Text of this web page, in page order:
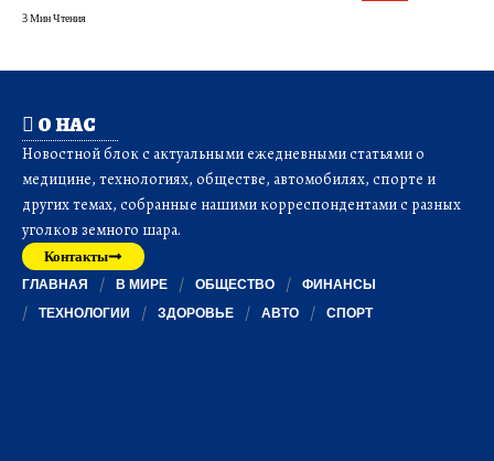
3 Мин Чтения
О НАС
Новостной блок с актуальными ежедневными статьями о
медицине, технологиях, обществе, автомобилях, спорте и
других темах, собранные нашими корреспондентами с разных
уголков земного шара.
Контакты
ГЛАВНАЯ В МИРЕ ОБЩЕСТВО
ФИНАНСЫ
ТЕХНОЛОГИИ
ЗДОРОВЬЕ АВТО СПОРТ